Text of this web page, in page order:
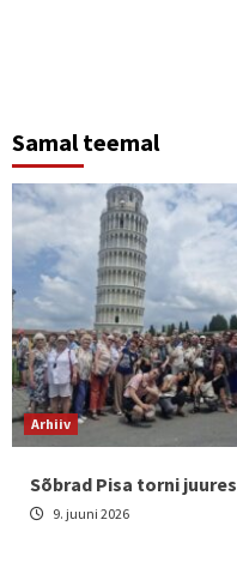
Samal teemal
Arhiiv
Sõbrad Pisa torni juures
9. juuni 2026